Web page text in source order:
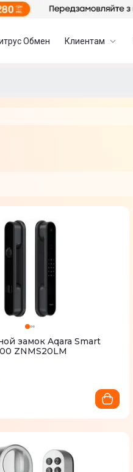
Обмен Клиентам
замок Aqara Smart
ZNMS20LM